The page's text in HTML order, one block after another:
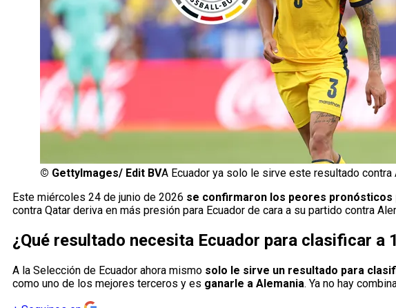
© GettyImages/ Edit BVA Ecuador ya solo le sirve este resultado contra
Este miércoles 24 de junio de 2026 se confirmaron los peores pronósticos
contra Qatar deriva en más presión para Ecuador de cara a su partido contra
¿Qué resultado necesita Ecuador para clasificar a
A la Selección de Ecuador ahora mismo solo le sirve un resultado para
como uno de los mejores terceros y es ganarle a Alemania. Ya no hay